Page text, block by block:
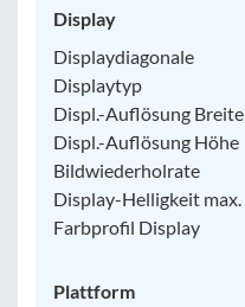
Display
Displaydiagonale
Displaytyp
Displ.-Auflösung Breite
Displ.-Auflösung Höhe
Bildwiederholrate
Display-Helligkeit max.
Farbprofil Display
Plattform